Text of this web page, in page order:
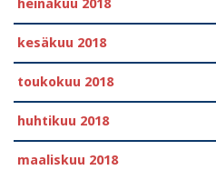
heinäkuu 2018
kesäkuu 2018
toukokuu 2018
huhtikuu 2018
maaliskuu 2018